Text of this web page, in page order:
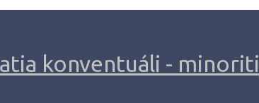
konventuáli - minoriti